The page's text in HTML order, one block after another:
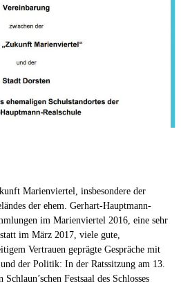
Marienviertel, insbesondere der
der ehem. Gerhart-Hauptmann-
im Marienviertel 2016, eine sehr
im März 2017, viele gute,
Vertrauen geprägte Gespräche mit
der Politik: In der Ratssitzung am 13.
Festsaal des Schlosses